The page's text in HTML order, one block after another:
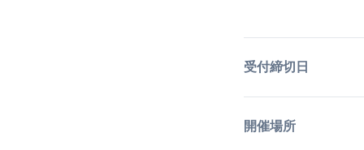
受付締切日
開催場所